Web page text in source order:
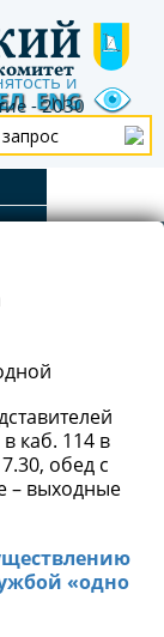
ENG
каб. 114 в
обед с
– выходные
«одно
10-00
деловой
75-20
до 13.00
и
- 2030